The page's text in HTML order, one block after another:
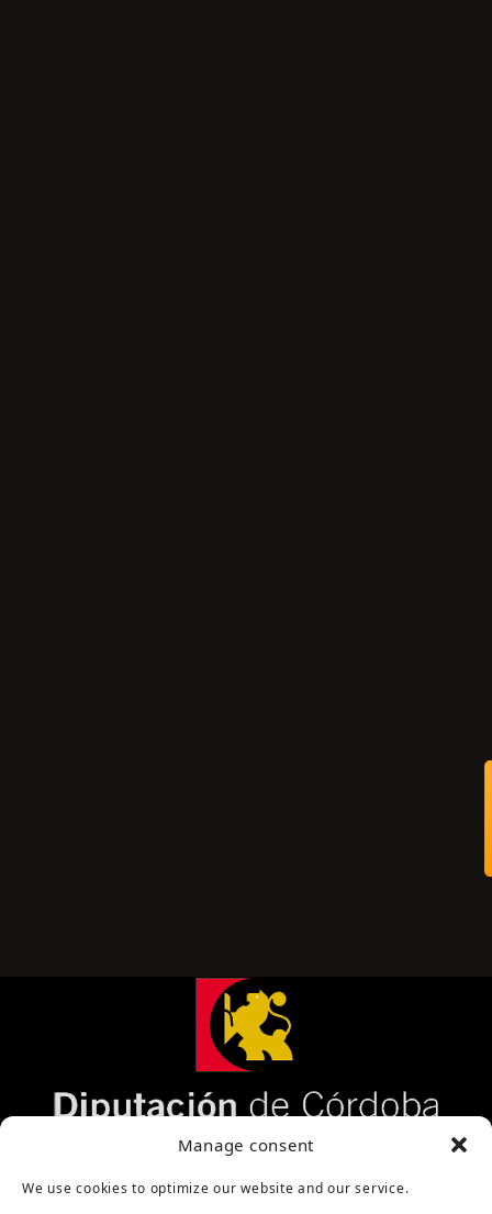
Manage consent
We use cookies to optimize our website and our service.
Página cofinanciada por la Diputación de Córdoba